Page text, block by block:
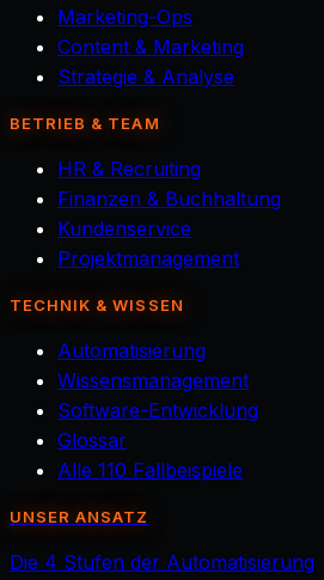
Marketing-Ops
Content & Marketing
Strategie & Analyse
BETRIEB & TEAM
HR & Recruiting
Finanzen & Buchhaltung
Kundenservice
Projektmanagement
TECHNIK & WISSEN
Automatisierung
Wissensmanagement
Software-Entwicklung
Glossar
Alle 110 Fallbeispiele
UNSER ANSATZ
Die 4 Stufen der Automatisierung